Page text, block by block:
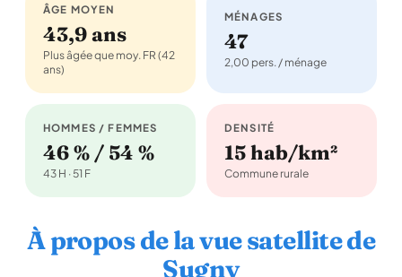
ÂGE MOYEN
43,9 ans
Plus âgée que moy. FR (42
ans)
MÉNAGES
47
2,00 pers. / ménage
HOMMES / FEMMES
46 % / 54 %
43 H · 51 F
DENSITÉ
15 hab/km²
Commune rurale
À propos de la vue satellite de
Sugny